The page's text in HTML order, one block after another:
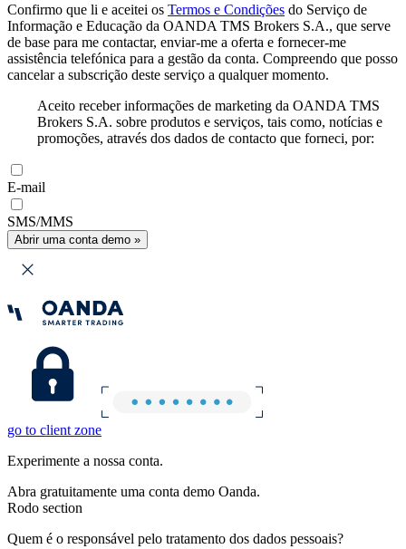
Confirmo que li e aceitei os Termos e Condições do Serviço de
Informação e Educação da OANDA TMS Brokers S.A., que serve
de base para me contactar, enviar-me a oferta e fornecer-me
assistência telefónica para a gestão da conta. Compreendo que posso
cancelar a subscrição deste serviço a qualquer momento.
Aceito receber informações de marketing da OANDA TMS
Brokers S.A. sobre produtos e serviços, tais como, notícias e
promoções, através dos dados de contacto que forneci, por:
E-mail
SMS/MMS
Abrir uma conta demo »
go to client zone
Experimente a nossa conta.
Abra gratuitamente uma conta demo Oanda.
Rodo section
Quem é o responsável pelo tratamento dos dados pessoais?